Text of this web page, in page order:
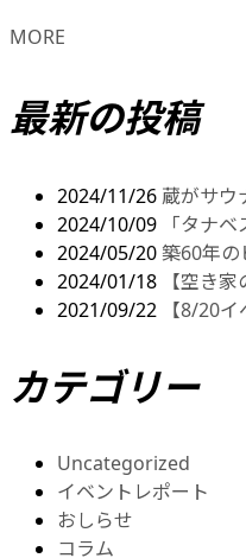
MORE
最新の投稿
2024/11/26 蔵がサウ
2024/10/09
「タナ
2024/05/20築60年の
2024/01/18
【空き
2021/09/22
【8/20
カテゴリー
Uncategorized
イベントレポート
おしらせ
コラム